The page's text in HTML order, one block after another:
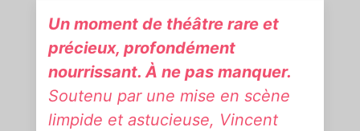
Un moment de théâtre rare et
précieux, profondément
nourrissant. À ne pas manquer.
Soutenu par une mise en scène
limpide et astucieuse, Vincent